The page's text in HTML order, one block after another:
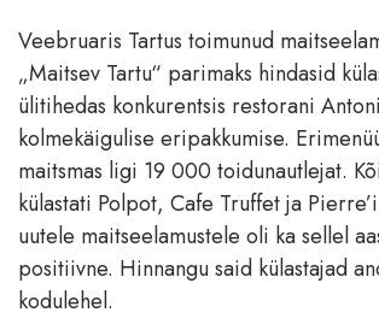
Veebruaris Tartus toimunud
„Maitsev Tartu“ parimaks hindasid
ülitihedas konkurentsis restorani
kolmekäigulise eripakkumise.
maitsmas ligi 19 000 toidunautlejat.
külastati Polpot, Cafe Truffet ja
uutele maitseelamustele oli ka sellel
positiivne. Hinnangu said külastajad
kodulehel.